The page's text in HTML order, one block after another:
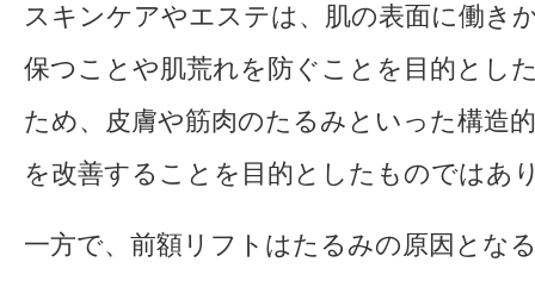
スキンケアやエステは、肌の表面に働き
保つことや肌荒れを防ぐことを目的とし
ため、皮膚や筋肉のたるみといった構造
を改善することを目的としたものではあ
一方で、前額リフトはたるみの原因とな